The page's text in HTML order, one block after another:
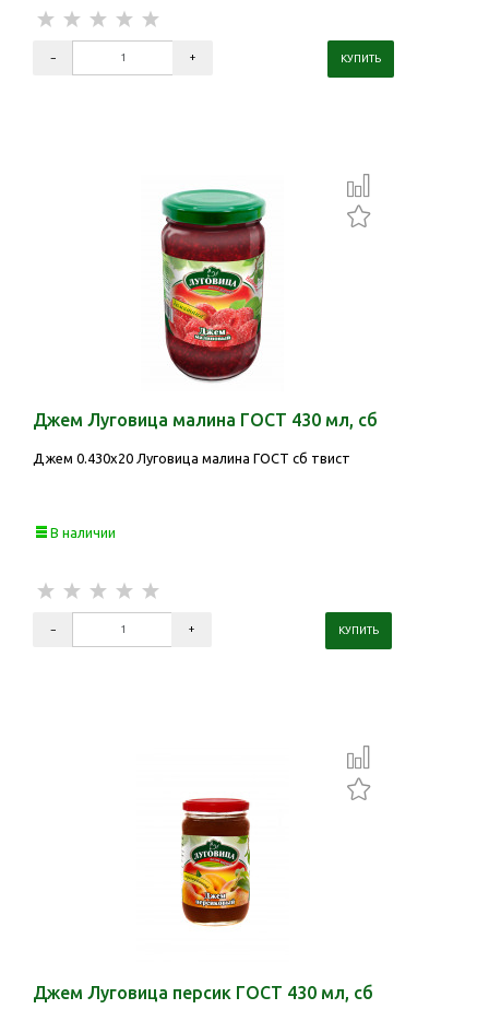
Джем Луговица малина ГОСТ 430 мл, сб
Джем 0.430х20 Луговица малина ГОСТ сб твист
В наличии
Джем Луговица персик ГОСТ 430 мл, сб